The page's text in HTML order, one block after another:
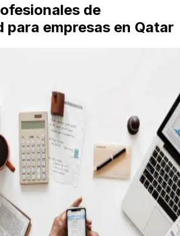
de
para empresas en Qatar